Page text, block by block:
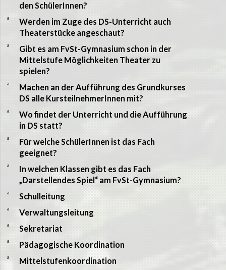
den SchülerInnen?
a
Werden im Zuge des DS-Unterricht auch
Theaterstücke angeschaut?
a
Gibt es am FvSt-Gymnasium schon in der
Mittelstufe Möglichkeiten Theater zu
spielen?
a
Machen an der Aufführung des Grundkurses
DS alle KursteilnehmerInnen mit?
a
Wo findet der Unterricht und die Aufführung
in DS statt?
a
Für welche SchülerInnen ist das Fach
geeignet?
a
In welchen Klassen gibt es das Fach
„Darstellendes Spiel“ am FvSt-Gymnasium?
a Schulleitung
a Verwaltungsleitung
a Sekretariat
a Pädagogische Koordination
a Mittelstufenkoordination